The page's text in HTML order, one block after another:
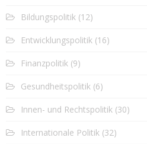
Bildungspolitik (12)
Entwicklungspolitik (16)
Finanzpolitik (9)
Gesundheitspolitik (6)
Innen- und Rechtspolitik (30)
Internationale Politik (32)